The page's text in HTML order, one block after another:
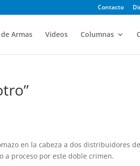
Contacto
Armas Videos Columnas
en la cabeza a dos distribuidores
a proceso por este doble crimen.